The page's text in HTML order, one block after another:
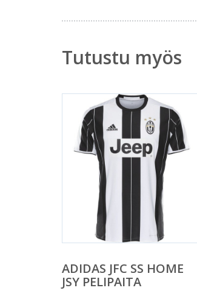
Tutustu myös
ADIDAS JFC SS HOME
JSY PELIPAITA